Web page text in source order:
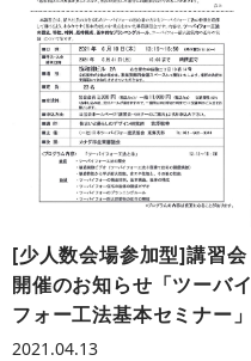
[少人数会場参加型]講習会
開催のお知らせ「ツーバイ
フォー工法基本セミナー」
2021.04.13